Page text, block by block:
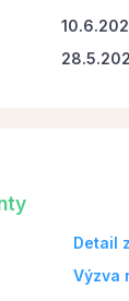
Detail
Výzva